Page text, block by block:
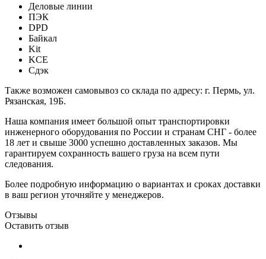
Деловые линии
ПЭК
DPD
Байкал
Kit
KCE
Сдэк
Также возможен самовывоз со склада по адресу: г. Пермь, ул.
Рязанская, 19Б.
Наша компания имеет большой опыт транспортировки
инженерного оборудования по России и странам СНГ - более
18 лет и свыше 3000 успешно доставленных заказов. Мы
гарантируем сохранность вашего груза на всем пути
следования.
Более подробную информацию о вариантах и сроках доставки
в ваш регион уточняйте у менеджеров.
Отзывы
Оставить отзыв